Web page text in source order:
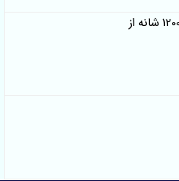
خرید مستقیم فرش 1200 شانه از